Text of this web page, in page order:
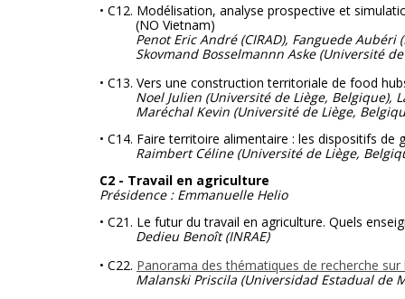
• C12. Modélisation, analyse prospective et
(NO Vietnam)
Penot Eric André (CIRAD), Fanguede
Skovmand Bosselmannn Aske (Université de
• C13. Vers une construction territoriale de food
Noel Julien (Université de Liège, Belgique),
Maréchal Kevin (Université de Liège,
• C14. Faire territoire alimentaire : les dispositifs
Raimbert Céline (Université de Liège,
C2 - Travail en agriculture
Présidence : Emmanuelle Helio
• C21. Le futur du travail en agriculture. Quels
Dedieu Benoît (INRAE)
• C22. Panorama des thématiques de recherche
Malanski Priscila (Universidad Estadual de